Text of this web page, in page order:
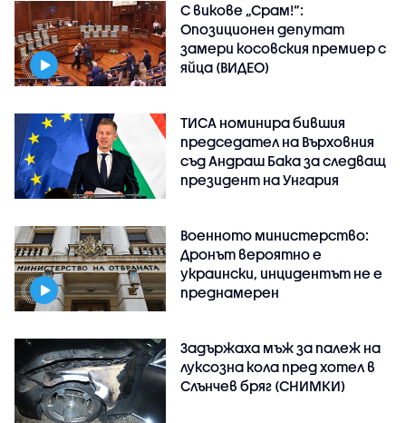
С викове „Срам!“:
Опозиционен депутат
замери косовския премиер с
яйца (ВИДЕО)
ТИСА номинира бившия
председател на Върховния
съд Андраш Бака за следващ
президент на Унгария
Военното министерство:
Дронът вероятно е
украински, инцидентът не е
преднамерен
Задържаха мъж за палеж на
луксозна кола пред хотел в
Слънчев бряг (СНИМКИ)